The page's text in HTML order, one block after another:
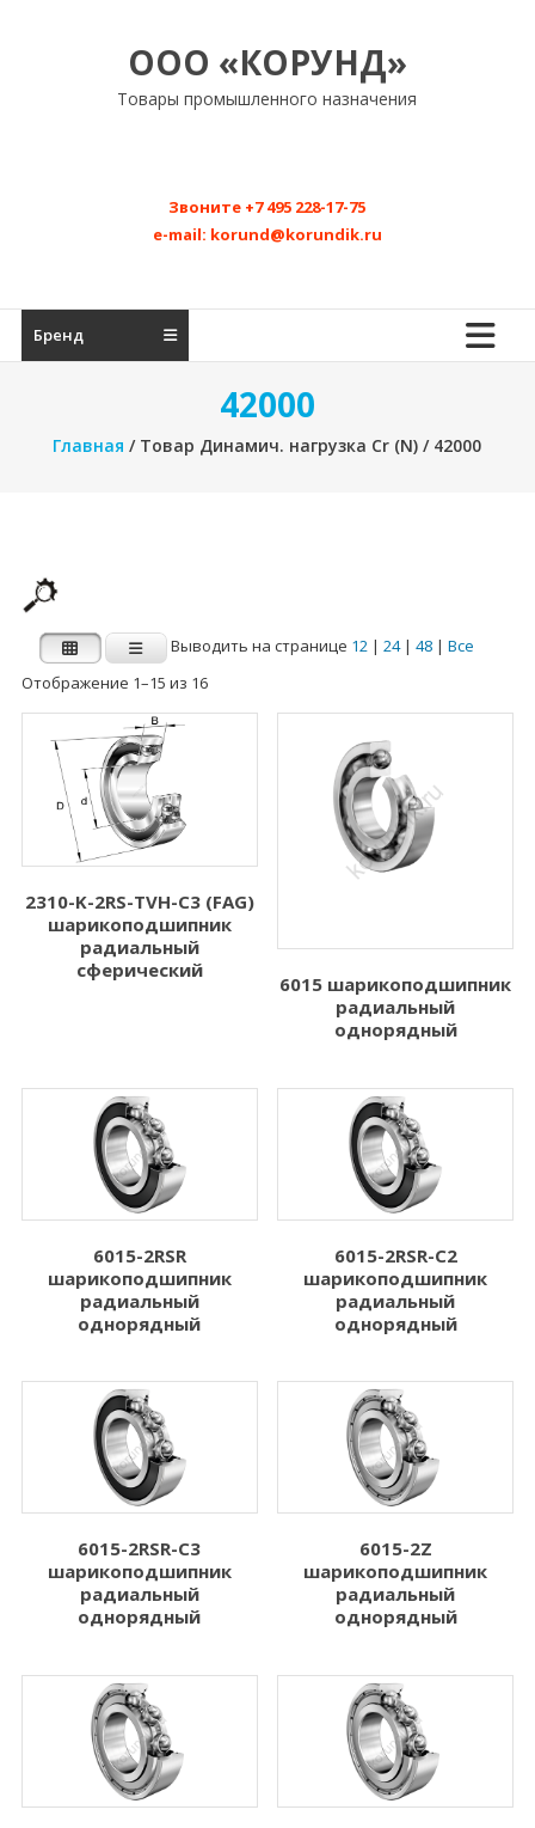
ООО «КОРУНД»
Товары промышленного назначения
Звоните +7 495 228-17-75
e-mail: korund@korundik.ru
Бренд
42000
Главная / Товар Динамич. нагрузка Cr (N) / 42000
FAG INA
Категории
Внутренний
диаметр d (мм)
1.000
2.000
4.762
Показать больше
Наружный диаметр
D (мм)
8.000
Показать больше
Ширина B (мм)
2.500
3.000
4.000
Показать больше
Динамическая
нагрузка Cr (N)
Динамическая нагрузка Cr (N)
Статическая
Статическая нагрузка C0r (N)
Выводить на странице 12| 24| 48| Все
Отображение 1–15 из 16
2310-K-2RS-TVH-C3 (FAG)
шарикоподшипник
радиальный
сферический
6015 шарикоподшипник
радиальный
однорядный
6015-2RSR
шарикоподшипник
радиальный
однорядный
6015-2RSR-C2
шарикоподшипник
радиальный
однорядный
6015-2RSR-C3
шарикоподшипник
радиальный
однорядный
6015-2Z
шарикоподшипник
радиальный
однорядный